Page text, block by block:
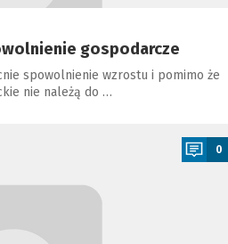
gospodarcze
spowolnienie wzrostu i pomimo że
nie należą do …
0